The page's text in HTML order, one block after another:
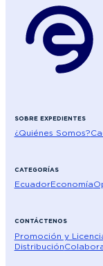
SOBRE EXPEDIENTES
¿Quiénes Somos?
CATEGORÍAS
EcuadorEconomía
CONTÁCTENOS
Promoción y
Distribución